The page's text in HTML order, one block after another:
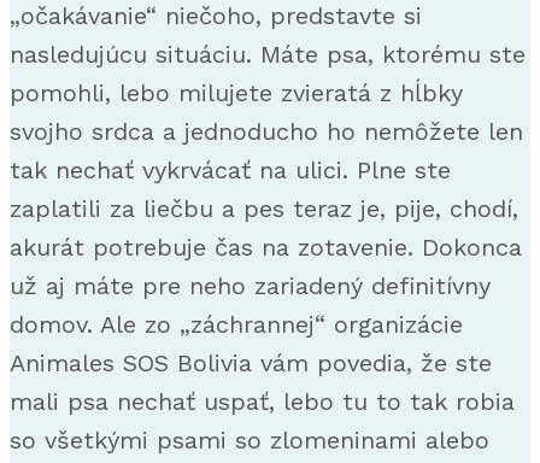
„očakávanie“ niečoho, predstavte si
nasledujúcu situáciu. Máte psa, ktorému ste
pomohli, lebo milujete zvieratá z hĺbky
svojho srdca a jednoducho ho nemôžete len
tak nechať vykrvácať na ulici. Plne ste
zaplatili za liečbu a pes teraz je, pije, chodí,
akurát potrebuje čas na zotavenie. Dokonca
už aj máte pre neho zariadený definitívny
domov. Ale zo „záchrannej“ organizácie
Animales SOS Bolivia vám povedia, že ste
mali psa nechať uspať, lebo tu to tak robia
so všetkými psami so zlomeninami alebo